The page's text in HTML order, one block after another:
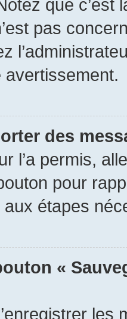
que c’est
pas
des
l’a permis,
pour
étapes
«